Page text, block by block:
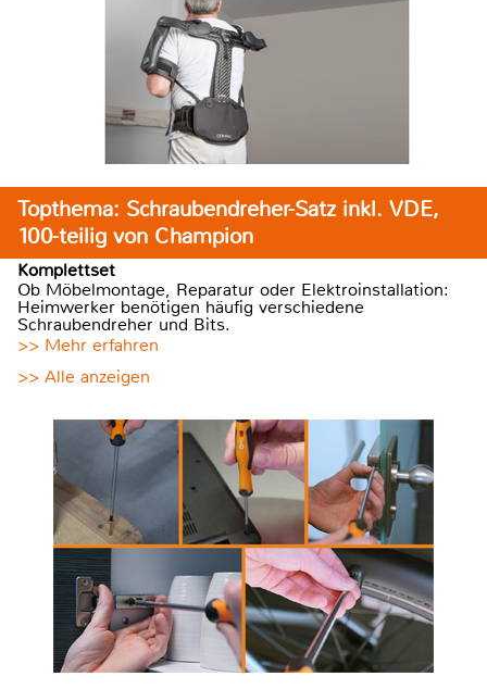
Topthema: Schraubendreher-Satz inkl. VDE,
100-teilig von Champion
Komplettset
Ob Möbelmontage, Reparatur oder Elektroinstallation:
Heimwerker benötigen häufig verschiedene
Schraubendreher und Bits.
>> Mehr erfahren
>> Alle anzeigen